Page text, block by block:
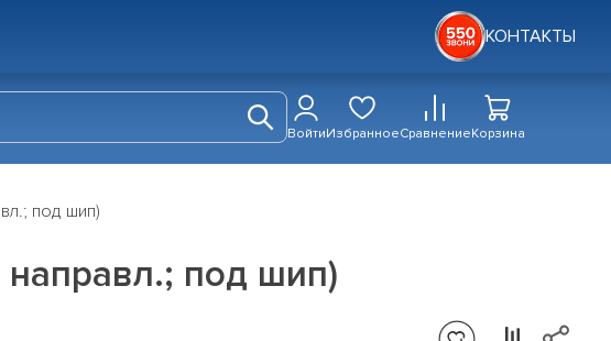
КОНТАКТЫ
ВойтиИзбранноеСравнениеКорзина
под шип)
направл.; под шип)